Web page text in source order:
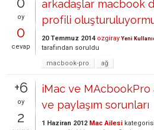
oy
0
cevap
arkadaşlar macbook
profili
20 Temmuz 2014 ozgiray Yeni
tarafından soruldu
macbook-pro
ağ
+6
oy
2
iMac ve MAcbookPro
ve paylaşım sorunları
1 Haziran 2012 Mac Ailesi